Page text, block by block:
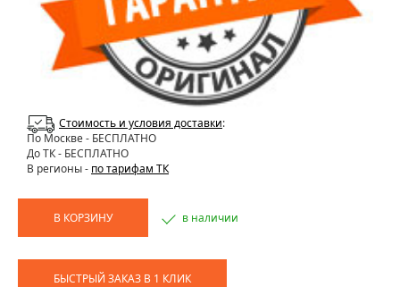
Стоимость и условия доставки:
По Москве- БЕСПЛАТНО
До ТК - БЕСПЛАТНО
В регионы - по тарифам ТК
В КОРЗИНУ в наличии
БЫСТРЫЙ ЗАКАЗ В 1 КЛИК